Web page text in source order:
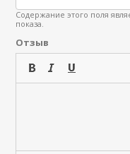
Содержание этого поля
показа.
Отзыв